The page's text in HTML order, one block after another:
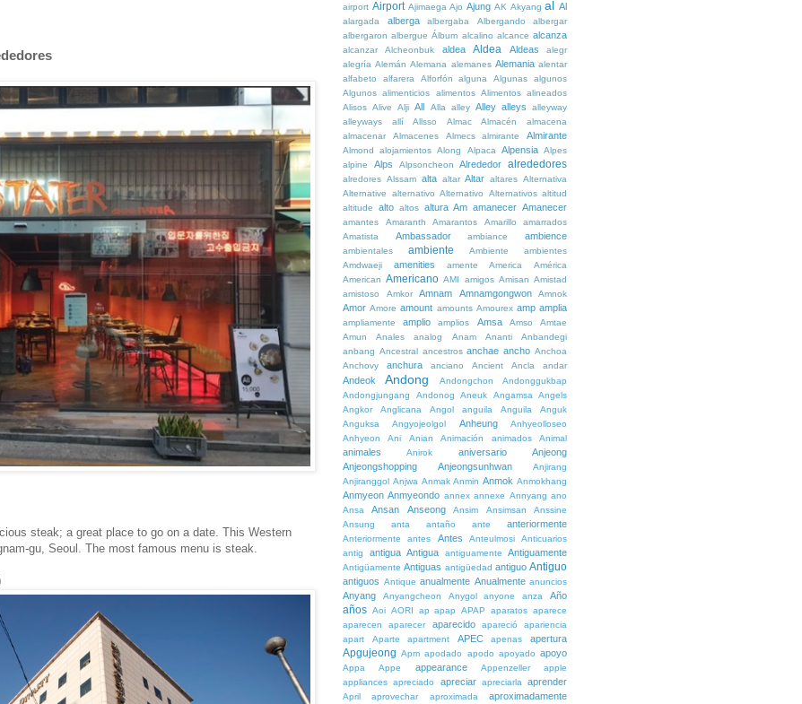
steak; a great place to go on a date. This Western
gu, Seoul. The most famous menu is steak.
airport Airport Ajimaega Ajo Ajung AK Akyang al Al
alargada alberga albergaba Albergando
albergar
albergaron albergue Álbum alcalino alcance alcanza
alcanzar Alcheonbuk aldea Aldea Aldeas
alegr
alegría Alemán Alemana alemanes Alemania alentar
alfabeto
alfarera Alforfón alguna Algunas
algunos
Algunos alimenticios alimentos Alimentos alineados
Alisos Alive Alji All Alla alley Alley alleys
alleyway
alleyways
allí Allsso Almac Almacén
almacena
almacenar
Almacenes Almecs almirante Almirante
Almond alojamientos Along Alpaca Alpensia Alpes
alpine
Alps Alpsoncheon Alrededor alrededores
alredores Alssam alta altar Altar altares Alternativa
Alternative
alternativo Alternativo Alternativos altitud
altitude
alto altos altura Am amanecer Amanecer
amantes Amaranth Amarantos Amarillo
amarrados
Amatista
Ambassador ambiance ambience
ambientales ambiente Ambiente
ambientes
Amdwaeji
amenities amente America
América
American Americano AMI amigos Amisan Amistad
amistoso
Amkor Amnam Amnamgongwon Amnok
Amor Amore amount amounts Amourex amp amplia
ampliamente amplio amplios Amsa Amso
Amtae
Amun
Anales analog Anam Ananti
Anbandegi
anbang Ancestral ancestros anchae ancho Anchoa
Anchovy
anchura anciano Ancient Ancla andar
Andeok Andong Andongchon
Andonggukbap
Andongjungang
Andonog Aneuk Angamsa
Angels
Angkor
Anglicana Angol anguila Anguila
Anguk
Anguksa
Angyojeolgol Anheung
Anhyeolloseo
Anhyeon
Ani Anian Animación animados Animal
animales Anirok aniversario
Anjeong
Anjeongshopping
Anjeongsunhwan
Anjirang
Anjiranggol Anjwa Anmak Anmin Anmok Anmokhang
Anmyeon Anmyeondo annex annexe Annyang ano
Ansa
Ansan Anseong Ansim Ansimsan
Anssine
Ansung
anta antaño ante anteriormente
Anteriormente antes Antes Anteulmosi
Anticuarios
antig
antigua Antigua antiguamente Antiguamente
Antigüamente Antiguas antigüedad antiguo Antiguo
antiguos Antique anualmente Anualmente anuncios
Anyang Anyangcheon Anygol anyone anza Año
años Aoi AORI ap apap APAP aparatos aparece
aparecen
aparecer aparecido apareció
apariencia
apart
Aparte apartment APEC apenas apertura
Apgujeong Apm apodado apodo apoyado apoyo
Appa Appe appearance Appenzeller
apple
appliances apreciado apreciar apreciarla aprender
April aprovechar aproximada aproximadamente